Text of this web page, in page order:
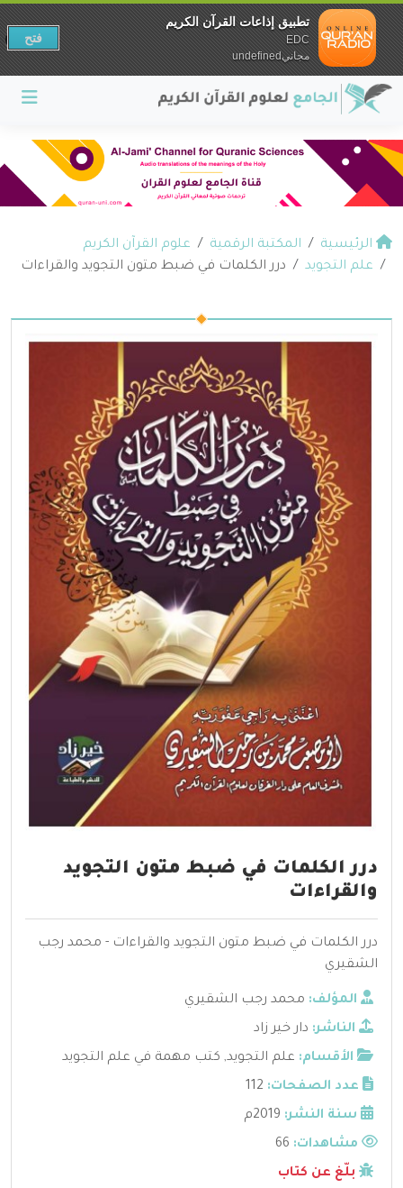
الرئيسية المكتبة الرقمية
علوم القرآن الكريم
علم التجويد
درر الكلمات في ضبط متون التجويد والقراءات
درر الكلمات في ضبط متون التجويد
والقراءات
درر الكلمات في ضبط متون التجويد والقراءات - محمد رجب
الشقيري
المؤلف: محمد رجب الشقيري
الناشر: دار خير زاد
الأقسام: علم التجويد, كتب مهمة في علم التجويد
عدد الصفحات: 112
سنة النشر: 2019م
مشاهدات:
بلّغ عن كتاب
تطبيق إذاعات القرآن الكريم
EDC
مجانيundefined
فتح